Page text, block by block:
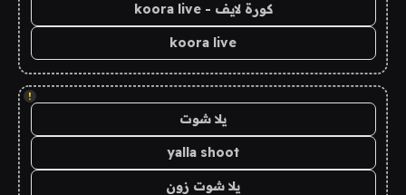
كورة لايف - koora live
koora live
!
يلا شوت
yalla shoot
يلا شوت زون